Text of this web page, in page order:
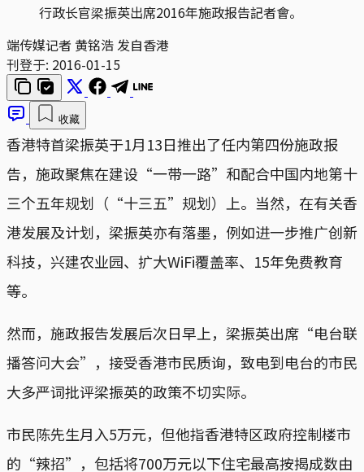
行政长官梁振英出席2016年施政报告記者會。
端传媒记者 黄铭浩 发自香港
刊登于: 2016-01-15
收藏
香港特首梁振英于1月13日推出了任内第四份施政报
告，施政聚焦在建设“一带一路”和配合中国内地第十
三个五年规划（“十三五”规划）上。当然，在有关香
港发展及计划，梁振英亦有落墨，例如进一步推广创新
科技，兴建农业园、扩大WiFi覆盖率、15年免费教育
等。
然而，施政报告发展后次日早上，梁振英出席“电台联
播答问大会”，接受香港市民质询，致电到电台的市民
大多严词批评梁振英的政策不切实际。
市民陈先生月入5万元，但他指香港特区政府控制楼市
的“辣招”，包括将700万元以下住宅最高按揭成数由